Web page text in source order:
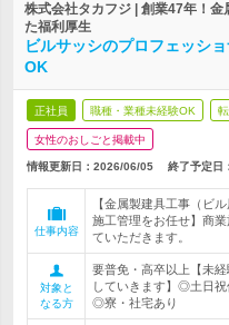
株式会社タカフジ | 創業47年！
た福利厚生
ビルサッシのプロフェッシ
OK
正社員 職種・業種未経験OK
女性のおしごと掲載中
情報更新日：2026/06/05 終了予定日：
仕事内容
【金属製建具工事（ビ
施工管理をお任せ】商
ていただきます。
対象と
なる方
要普免・高卒以上【未
していきます】◎土日
◎寮・社宅あり